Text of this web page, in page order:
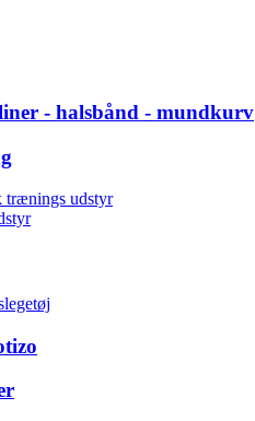
- halsbånd - mundkurv
trænings udstyr